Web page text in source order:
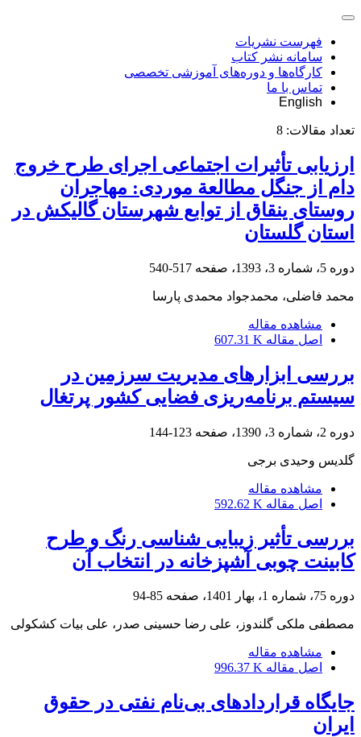
فهرست نشریات
سامانه نشر کتاب
کارگاه‌ها و دوره‌های آموزشی تخصصی
تماس با ما
English
تعداد مقالات: 8
ارزیابی تأثیرات اجتماعی اجرای طرح خروج
دام از جنگل مطالعة موردی: مهاجران
روستای ینقاق از توابع شهرستان گالیکش در
استان گلستان
دوره 5، شماره 3، 1393، صفحه 517-540
محمد فاضلی، محمدجواد محمدی پارسا
مشاهده مقاله
اصل مقاله 607.31 K
بررسی ابزارهای مدیریت سرزمین در
سیستم برنامه‌ریزی فضایی کشور پرتغال
دوره 2، شماره 3، 1390، صفحه 123-144
گلدیس وحیدی برجی
مشاهده مقاله
اصل مقاله 592.62 K
بررسی تأثیر زیبایی شناسی رنگ و طرح
کابینت‌ چوبی‌ آشپزخانه در انتخاب آن
دوره 75، شماره 1، بهار 1401، صفحه 85-94
مصطفی ملکی گلندوز، علی رضا حسینی صدر، علی بیات کشکولی
مشاهده مقاله
اصل مقاله 996.37 K
جایگاه قراردادهای بی‌‌نام نفتی در حقوق
ایران